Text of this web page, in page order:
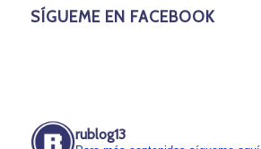
SÍGUEME EN FACEBOOK
rublog13